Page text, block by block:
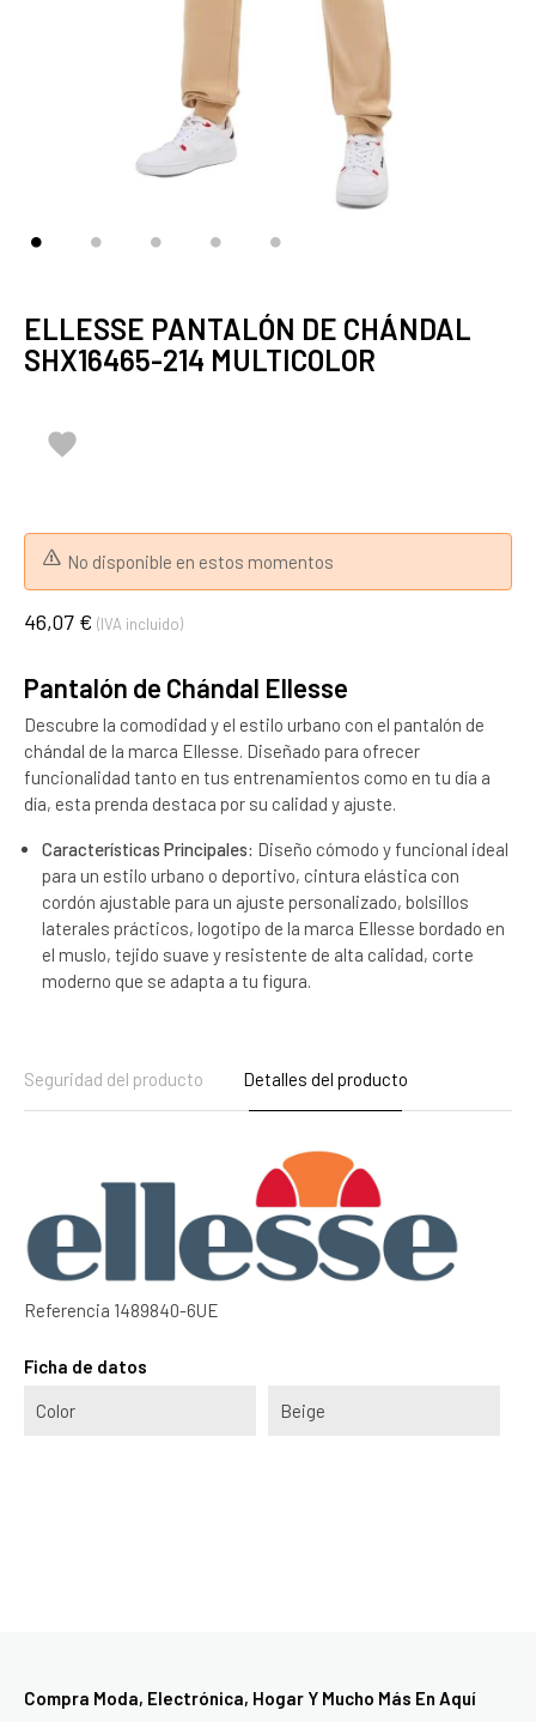
ELLESSE PANTALÓN DE CHÁNDAL
SHX16465-214 MULTICOLOR

No disponible en estos momentos
46,07 € (IVA incluido)
Pantalón de Chándal Ellesse
Descubre la comodidad y el estilo urbano con el pantalón de
chándal de la marca Ellesse. Diseñado para ofrecer
funcionalidad tanto en tus entrenamientos como en tu día a
día, esta prenda destaca por su calidad y ajuste.
Características Principales: Diseño cómodo y funcional ideal
para un estilo urbano o deportivo, cintura elástica con
cordón ajustable para un ajuste personalizado, bolsillos
laterales prácticos, logotipo de la marca Ellesse bordado en
el muslo, tejido suave y resistente de alta calidad, corte
moderno que se adapta a tu figura.
Seguridad del producto Detalles del producto
Referencia 1489840-6UE
Ficha de datos
Color Beige
Compra Moda, Electrónica, Hogar Y Mucho Más En Aquí